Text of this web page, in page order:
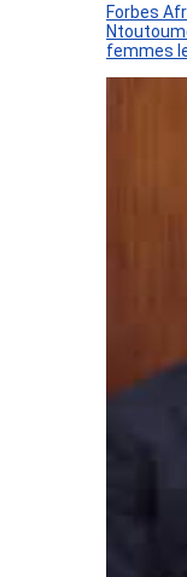
Forbes
femmes